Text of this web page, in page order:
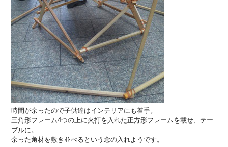
時間が余ったので子供達はインテリアにも着手。
三角形フレーム4つの上に火打を入れた正方形フレームを載せ、テー
ブルに。
余った角材を敷き並べるという念の入れようです。